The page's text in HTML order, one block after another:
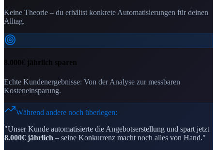
Keine Theorie – du erhältst konkrete Automatisierungen für deinen
Alltag.
8.000€ jährlich sparen
Echte Kundenergebnisse: Von der Analyse zur messbaren
Kosteneinsparung.
Während andere noch überlegen:
"Unser Kunde automatisierte die Angebotserstellung und spart jetzt
8.000€ jährlich – seine Konkurrenz macht noch alles von Hand."